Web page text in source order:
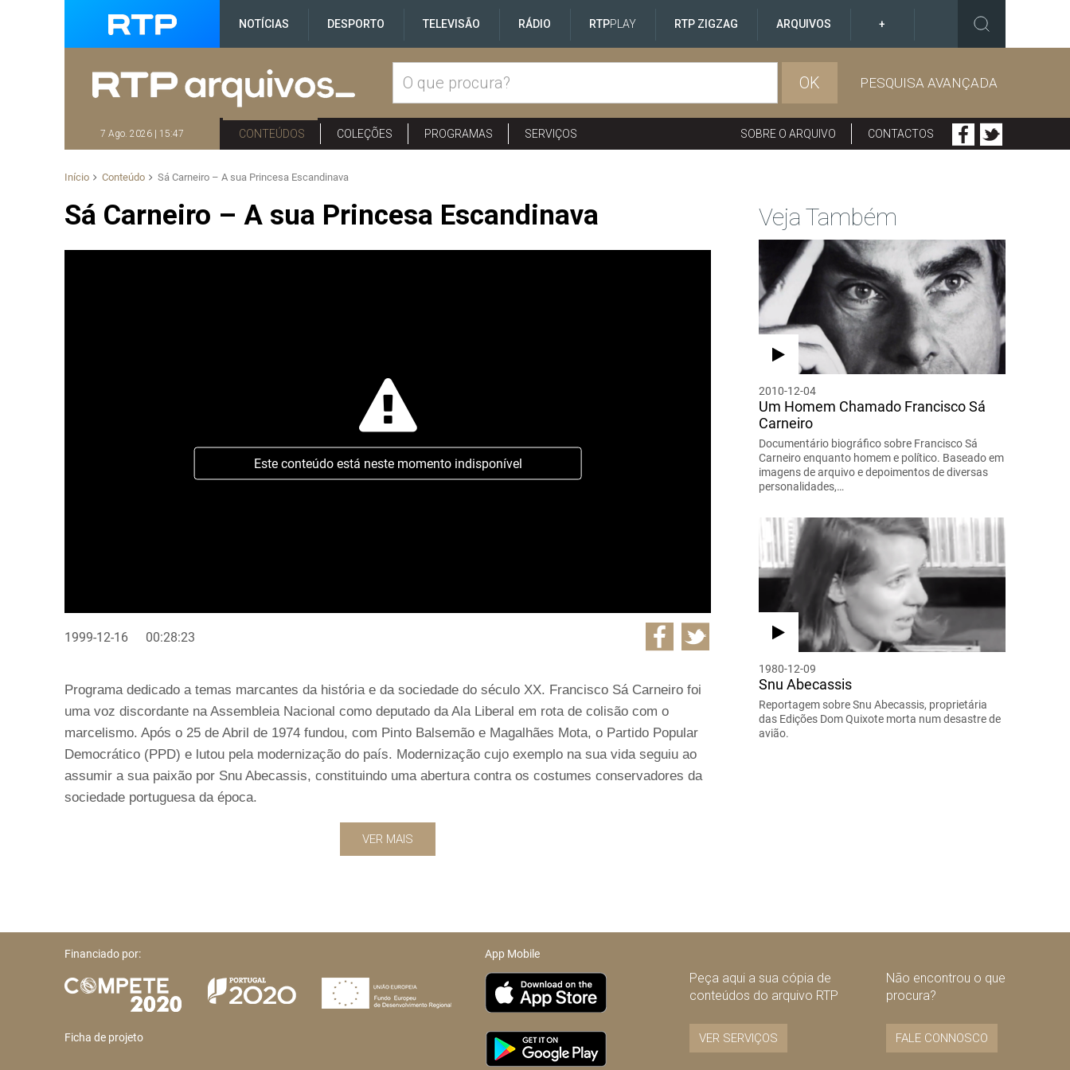
NOTÍCIAS DESPORTO TELEVISÃO RÁDIO RTPPLAY RTP ZIGZAG ARQUIVOS +
OK PESQUISA AVANÇADA
7 Ago. 2026 | 15:47 CONTEÚDOS COLEÇÕES PROGRAMAS SERVIÇOS SOBRE O ARQUIVO CONTACTOS
Início Conteúdo Sá Carneiro – A sua Princesa Escandinava
Sá Carneiro – A sua Princesa Escandinava
Este conteúdo está neste momento indisponível
1999-12-16 00:28:23
Programa dedicado a temas marcantes da história e da sociedade do século XX. Francisco Sá Carneiro foi
uma voz discordante na Assembleia Nacional como deputado da Ala Liberal em rota de colisão com o
marcelismo. Após o 25 de Abril de 1974 fundou, com Pinto Balsemão e Magalhães Mota, o Partido Popular
Democrático (PPD) e lutou pela modernização do país. Modernização cujo exemplo na sua vida seguiu ao
assumir a sua paixão por Snu Abecassis, constituindo uma abertura contra os costumes conservadores da
sociedade portuguesa da época.
VER MAIS
Veja Também
2010-12-04
Um Homem Chamado Francisco Sá
Carneiro
Documentário biográfico sobre Francisco Sá
Carneiro enquanto homem e político. Baseado em
imagens de arquivo e depoimentos de diversas
personalidades,…
1980-12-09
Snu Abecassis
Reportagem sobre Snu Abecassis, proprietária
das Edições Dom Quixote morta num desastre de
avião.
Financiado por:
Ficha de projeto
App Mobile
Peça aqui a sua cópia de
conteúdos do arquivo RTP
VER SERVIÇOS
Não encontrou o que
procura?
FALE CONNOSCO